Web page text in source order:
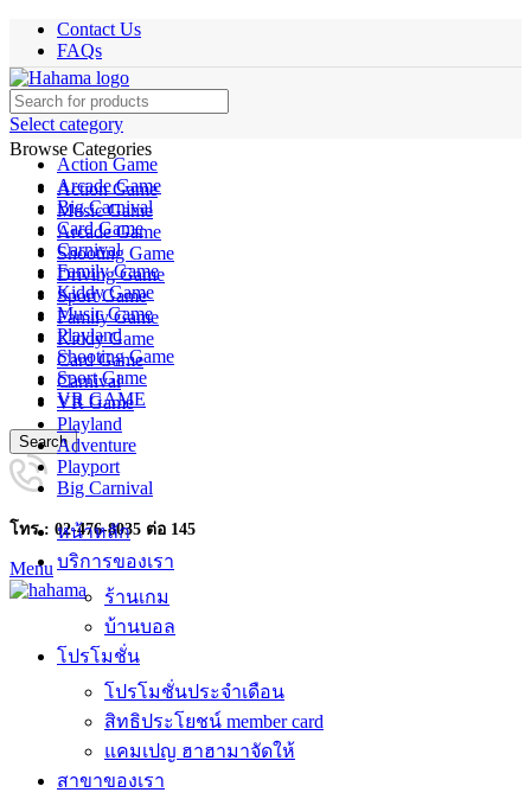
Contact Us
FAQs
Select category
Action Game
Arcade Game
Big Carnival
Card Game
Carnival
Family Game
Kiddy Game
Music Game
Playland
Shooting Game
Sport Game
VR GAME
Search
โทร : 02-476-8035 ต่อ 145
Menu
Browse Categories
Action Game
Music Game
Arcade Game
Shooting Game
Driving Game
Sport Game
Family Game
Kiddy Game
Card Game
Carnival
VR Game
Playland
Adventure
Playport
Big Carnival
หน้าหลัก
บริการของเรา
ร้านเกม
บ้านบอล
โปรโมชั่น
โปรโมชั่นประจำเดือน
สิทธิประโยชน์ member card
แคมเปญ ฮาฮามาจัดให้
สาขาของเรา